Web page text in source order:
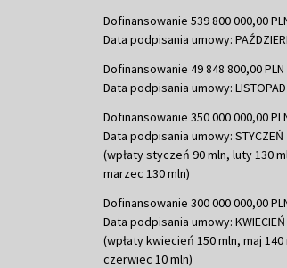
Dofinansowanie 539 800 000,00
Data podpisania umowy:
Dofinansowanie 49 848 800,00 PLN
Data podpisania umowy:
Dofinansowanie 350 000 000,00
Data podpisania umowy: STYCZEŃ
(wpłaty styczeń 90 mln, luty 130
marzec 130 mln)
Dofinansowanie 300 000 000,00
Data podpisania umowy:
(wpłaty kwiecień 150 mln, maj 140
czerwiec 10 mln)